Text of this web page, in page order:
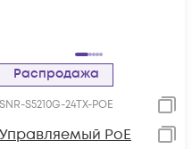
Распродажа
SNR-S5210G-24TX-POE
Управляемый PoE